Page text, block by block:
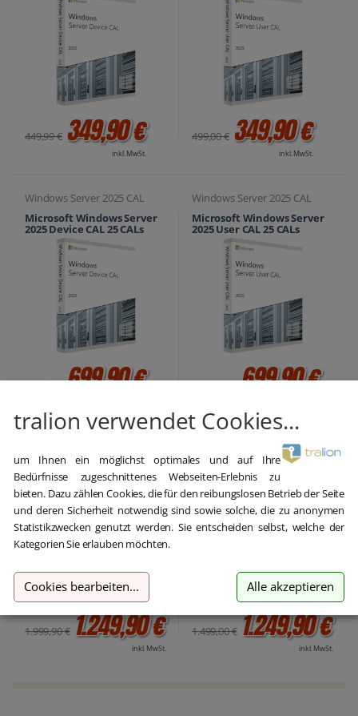
449,99 € 349,90 €
inkl. MwSt.
499,00 € 349,90 €
inkl. MwSt.
Windows Server 2025 CAL
Microsoft Windows Server
2025 Device CAL 25 CALs
849,90 €699,90 €
Windows Server 2025 CAL
Microsoft Windows Server
2025 User CAL 25 CALs
1.100,00 €699,90 €
Microsoft Windows Server
2025 Device CAL 50 CALs
1.999,90 €1.249,90 €
inkl. MwSt.
Windows Server 2025 CAL
Microsoft Windows Server
2025 User CAL 50 CALs
1.499,00 €1.249,90 €
inkl. MwSt.
tralion verwendet Cookies...
um Ihnen ein möglichst optimales und auf Ihre
Bedürfnisse zugeschnittenes Webseiten-Erlebnis zu
bieten. Dazu zählen Cookies, die für den reibungslosen Betrieb der Seite
und deren Sicherheit notwendig sind sowie solche, die zu anonymen
Statistikzwecken genutzt werden. Sie entscheiden selbst, welche der
Kategorien Sie erlauben möchten.
Cookies bearbeiten... Alle akzeptieren